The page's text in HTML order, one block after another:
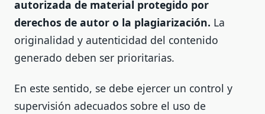
autorizada de material protegido por
derechos de autor o la plagiarización. La
originalidad y autenticidad del contenido
generado deben ser prioritarias.
En este sentido, se debe ejercer un control y
supervisión adecuados sobre el uso de